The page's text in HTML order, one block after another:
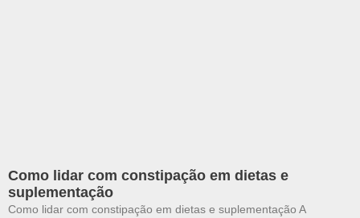
Como lidar com constipação em dietas e
suplementação
Como lidar com constipação em dietas e suplementação A